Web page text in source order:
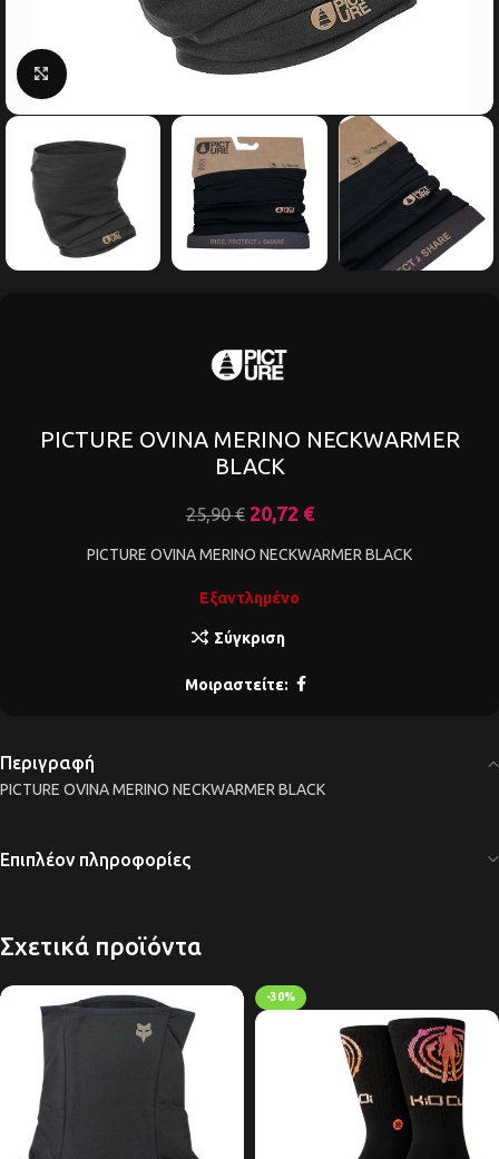
Κάντε κλικ για μεγέθυνση
PICTURE OVINA MERINO NECKWARMER
BLACK
25,90€ 20,72 €
PICTURE OVINA MERINO NECKWARMER BLACK
Εξαντλημένο
Σύγκριση
Μοιραστείτε:
Περιγραφή
PICTURE OVINA MERINO NECKWARMER BLACK
Επιπλέον πληροφορίες
Σχετικά προϊόντα
-30%